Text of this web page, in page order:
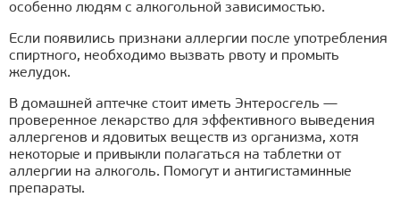
особенно людям с алкогольной зависимостью.
Если появились признаки аллергии после употребления
спиртного, необходимо вызвать рвоту и промыть
желудок.
В домашней аптечке стоит иметь Энтеросгель —
проверенное лекарство для эффективного выведения
аллергенов и ядовитых веществ из организма, хотя
некоторые и привыкли полагаться на таблетки от
аллергии на алкоголь. Помогут и антигистаминные
препараты.